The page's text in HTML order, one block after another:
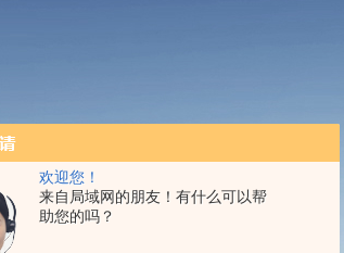
欢迎您！
来自局域网的朋友！有什么可以帮
助您的吗？